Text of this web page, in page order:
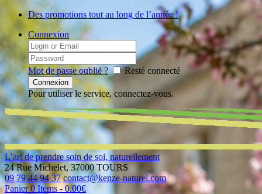
Des promotions tout au long de l’année !
Connexion
Mot de passe oublié ? Resté connecté
Pour utiliser le service, connectez-vous.
L’art de prendre soin de soi, naturellement
24 Rue Michelet, 37000 TOURS
09 79 44 94 37 contact@kenze-naturel.com
Panier 0 Items - 0.00€